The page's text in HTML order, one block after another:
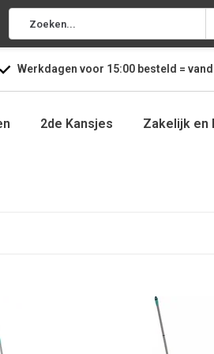
Werkdagen voor 15:00besteld =
2de Kansjes Zakelijk en